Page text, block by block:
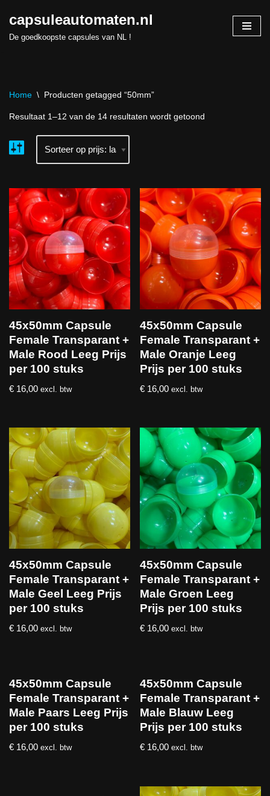
Skip
capsuleautomaten.nl
De goedkoopste capsules van NL !
Home \ Producten getagged “50mm”
Resultaat 1–12 van de 14 resultaten wordt getoond
45x50mm Capsule
Female Transparant +
Male Rood Leeg Prijs
per 100 stuks
€ 16,00 excl. btw
45x50mm Capsule
Female Transparant +
Male Oranje Leeg
Prijs per 100 stuks
€ 16,00 excl. btw
45x50mm Capsule
Female Transparant +
Male Geel Leeg Prijs
per 100 stuks
€ 16,00 excl. btw
45x50mm Capsule
Female Transparant +
Male Groen Leeg
Prijs per 100 stuks
€ 16,00 excl. btw
45x50mm Capsule
Female Transparant +
Male Paars Leeg Prijs
per 100 stuks
€ 16,00 excl. btw
45x50mm Capsule
Female Transparant +
Male Blauw Leeg
Prijs per 100 stuks
€ 16,00 excl. btw